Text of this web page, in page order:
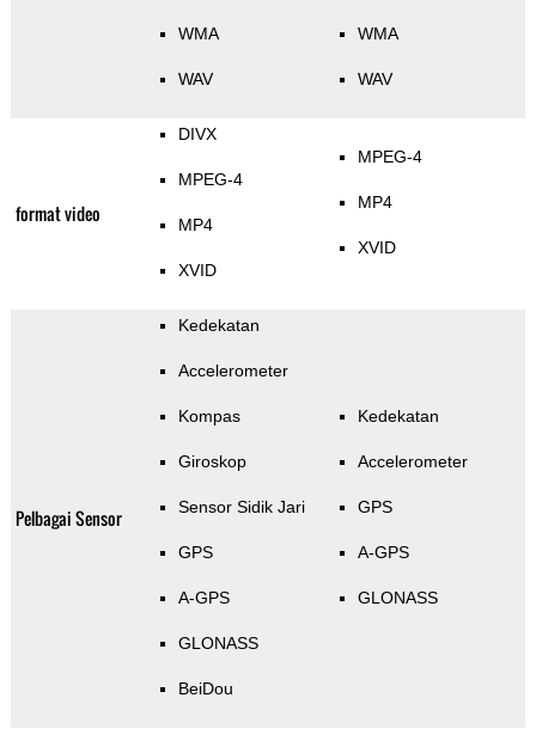
WMA
WAV
WMA
WAV
format video
DIVX
MPEG-4
MP4
XVID
MPEG-4
MP4
XVID
Pelbagai Sensor
Kedekatan
Accelerometer
Kompas
Giroskop
Sensor Sidik Jari
GPS
A-GPS
GLONASS
BeiDou
Kedekatan
Accelerometer
GPS
A-GPS
GLONASS